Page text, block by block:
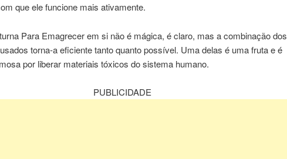
que ele funcione mais ativamente.
Para Emagrecer em si não é mágica, é claro, mas a combinação dos
​​torna-a eficiente tanto quanto possível. Uma delas é uma fruta e é
por liberar materiais tóxicos do sistema humano.
PUBLICIDADE